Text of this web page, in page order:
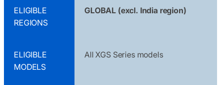
ELIGIBLE
REGIONS
GLOBAL (excl. India region)
ELIGIBLE
MODELS
All XGS Series models